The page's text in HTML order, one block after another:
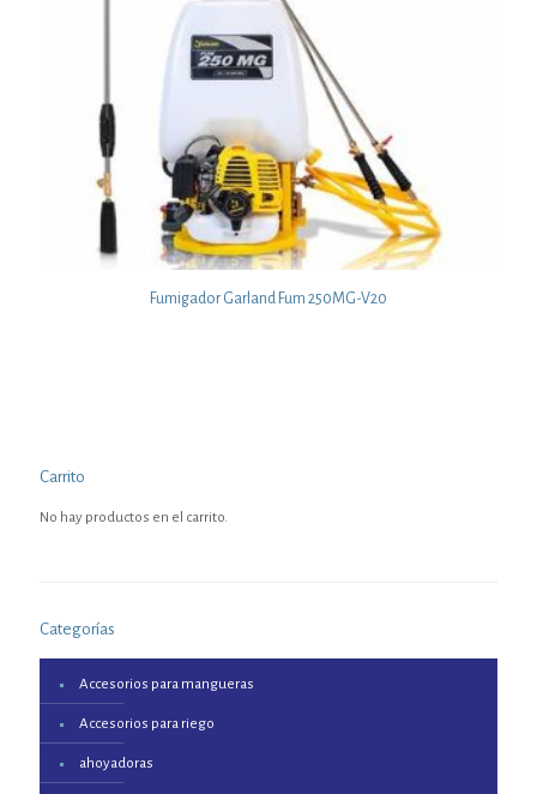
Fumigador Garland Fum 250MG-V20
Carrito
No hay productos en el carrito.
Categorías
Accesorios para mangueras
Accesorios para riego
ahoyadoras